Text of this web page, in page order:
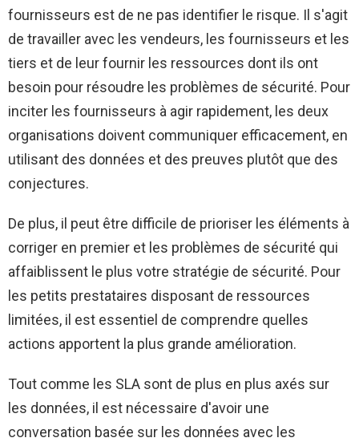
fournisseurs est de ne pas identifier le risque. Il s'agit
de travailler avec les vendeurs, les fournisseurs et les
tiers et de leur fournir les ressources dont ils ont
besoin pour résoudre les problèmes de sécurité. Pour
inciter les fournisseurs à agir rapidement, les deux
organisations doivent communiquer efficacement, en
utilisant des données et des preuves plutôt que des
conjectures.
De plus, il peut être difficile de prioriser les éléments à
corriger en premier et les problèmes de sécurité qui
affaiblissent le plus votre stratégie de sécurité. Pour
les petits prestataires disposant de ressources
limitées, il est essentiel de comprendre quelles
actions apportent la plus grande amélioration.
Tout comme les SLA sont de plus en plus axés sur
les données, il est nécessaire d'avoir une
conversation basée sur les données avec les